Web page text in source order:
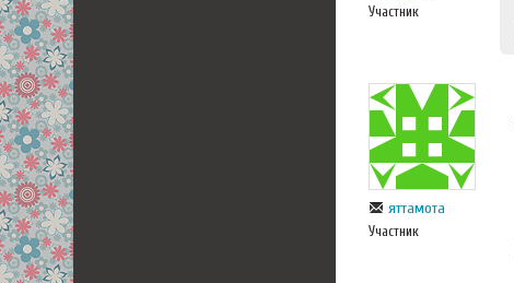
Участник
яттамота
Участник